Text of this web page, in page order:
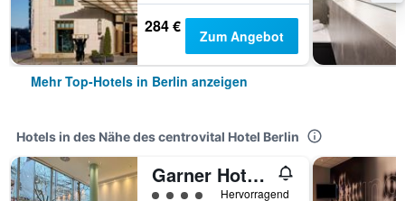
284 € Zum Angebot
Mehr Top-Hotels in Berlin anzeigen
Hotels in des Nähe des centrovital Hotel Berlin
Garner Hotel Berlin - Spandau By IHG
Bewertungskategorie 4
Hervorragend